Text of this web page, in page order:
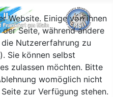
Website. Einige von ihnen
Seite, während andere
Nutzererfahrung zu
Sie können selbst
zulassen möchten. Bitte
womöglich nicht
zur Verfügung stehen.